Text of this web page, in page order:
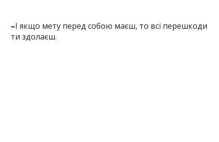
–І якщо мету перед собою маєш, то всі перешкоди
ти здолаєш.